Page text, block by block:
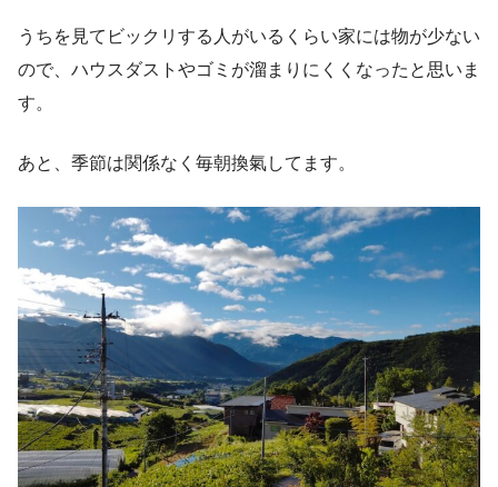
うちを見てビックリする人がいるくらい家には物が少ない
ので、ハウスダストやゴミが溜まりにくくなったと思いま
す。
あと、季節は関係なく毎朝換氣してます。